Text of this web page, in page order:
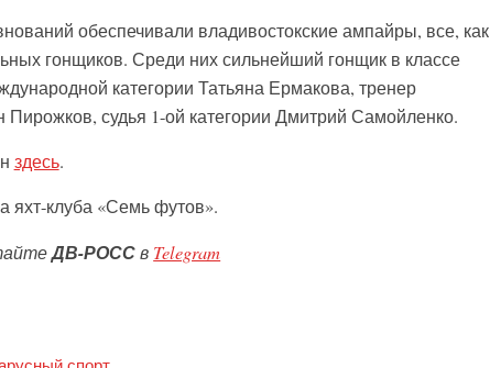
обеспечивали владивостокские ампайры, все, как
гонщиков. Среди них сильнейший гонщик в классе
категории Татьяна Ермакова, тренер
Пирожков, судья 1-ой категории Дмитрий Самойленко.
здесь.
клуба «Семь футов».
ДВ-РОССв Telegram